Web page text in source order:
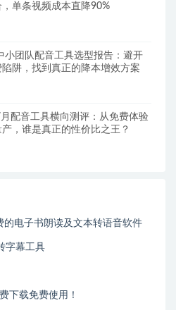
单条视频成本直降90%
小团队配音工具选型报告：避开
阱，找到真正的降本增效方案
配音工具横向测评：从免费体验
，谁是真正的性价比之王？
的电子书朗读及文本转语音软件
字幕工具
下载免费使用！